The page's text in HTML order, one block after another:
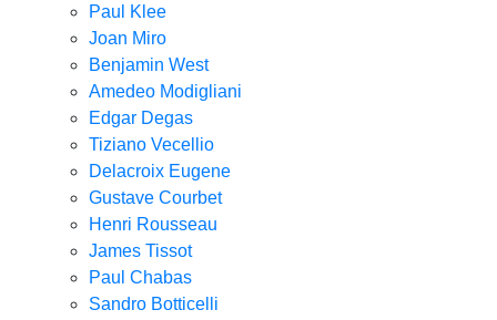
Paul Klee
Joan Miro
Benjamin West
Amedeo Modigliani
Edgar Degas
Tiziano Vecellio
Delacroix Eugene
Gustave Courbet
Henri Rousseau
James Tissot
Paul Chabas
Sandro Botticelli